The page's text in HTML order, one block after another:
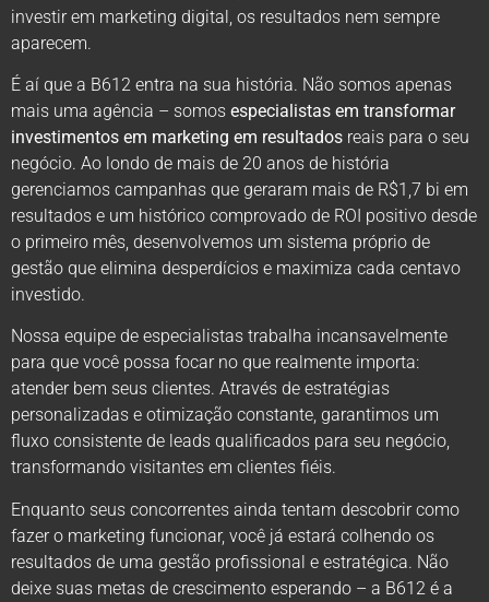
investir em marketing digital, os resultados nem sempre
aparecem.
É aí que a B612 entra na sua história. Não somos apenas
mais uma agência – somos especialistas em transformar
investimentos em marketing em resultados reais para o seu
negócio. Ao londo de mais de 20 anos de história
gerenciamos campanhas que geraram mais de R$1,7 bi em
resultados e um histórico comprovado de ROI positivo desde
o primeiro mês, desenvolvemos um sistema próprio de
gestão que elimina desperdícios e maximiza cada centavo
investido.
Nossa equipe de especialistas trabalha incansavelmente
para que você possa focar no que realmente importa:
atender bem seus clientes. Através de estratégias
personalizadas e otimização constante, garantimos um
fluxo consistente de leads qualificados para seu negócio,
transformando visitantes em clientes fiéis.
Enquanto seus concorrentes ainda tentam descobrir como
fazer o marketing funcionar, você já estará colhendo os
resultados de uma gestão profissional e estratégica. Não
deixe suas metas de crescimento esperando – a B612 é a